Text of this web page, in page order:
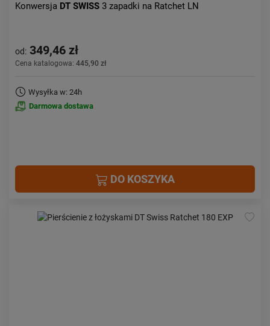
Konwersja DT SWISS 3 zapadki na Ratchet LN
od: 349,46 zł
Cena katalogowa: 445,90 zł
Wysyłka w: 24h
Darmowa dostawa
DO KOSZYKA